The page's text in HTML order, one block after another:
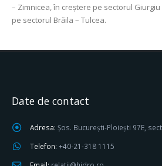
– Zimnicea, în creștere pe sectorul
pe sectorul Brăila – Tulcea.
Date de contact
Adresa: Șos. București-Ploiești 97E,
Telefon: +40-21-318 1115